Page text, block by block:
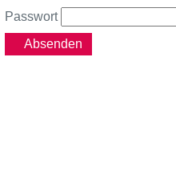
Passwort
Absenden